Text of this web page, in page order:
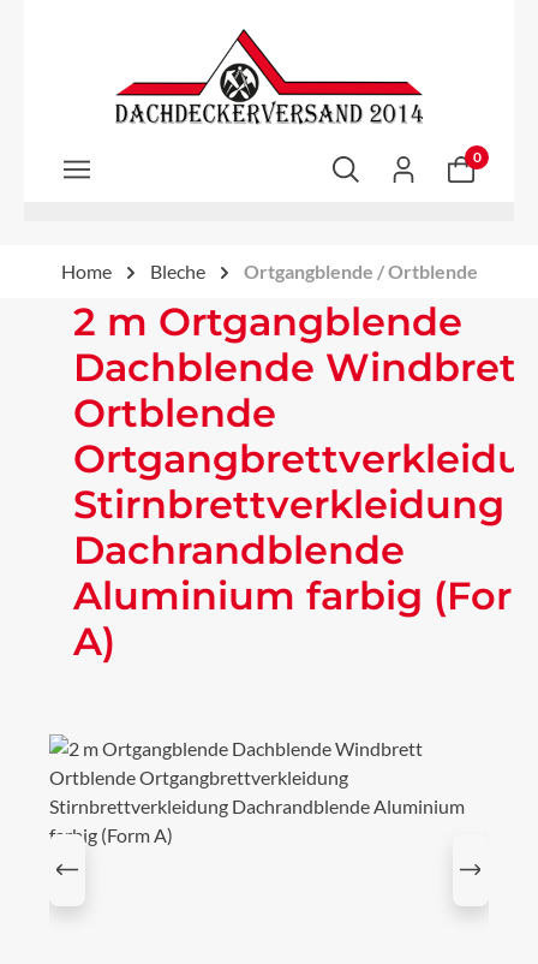
Zum Hauptinhalt springen
0
Home Bleche Ortgangblende / Ortblende
2 m Ortgangblende
Dachblende Windbrett
Ortblende
Stirnbrettverkleidung
Dachrandblende
Aluminium farbig
A)
Bildergalerie überspringen